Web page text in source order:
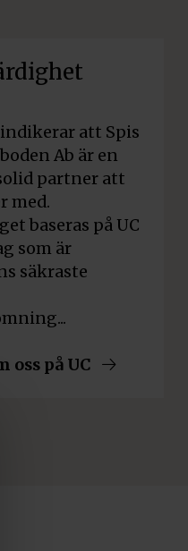
indikerar att Spis
Ab är en
partner att
med.
baseras på UC
som är
säkraste
oss på UC